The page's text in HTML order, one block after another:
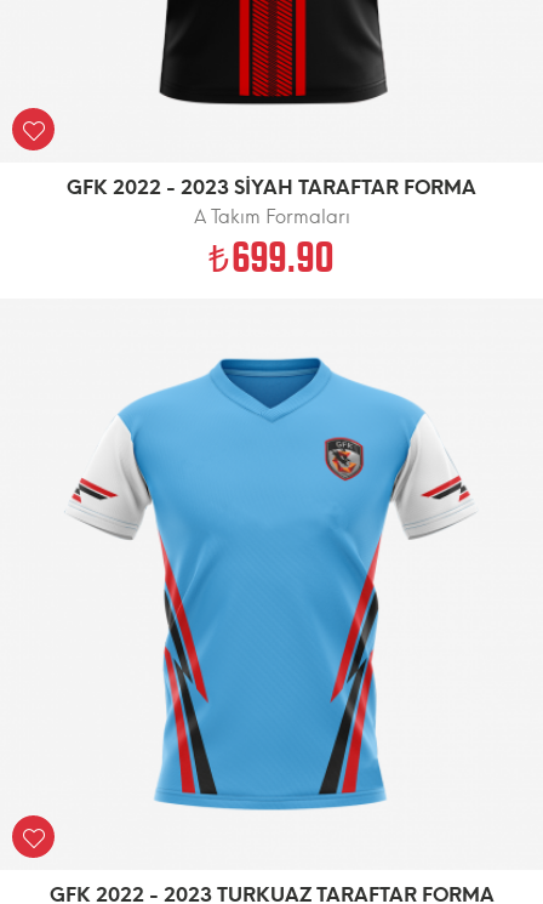
GFK 2022 - 2023 SİYAH TARAFTAR FORMA
A Takım Formaları
699.90
GFK 2022 - 2023 TURKUAZ TARAFTAR FORMA